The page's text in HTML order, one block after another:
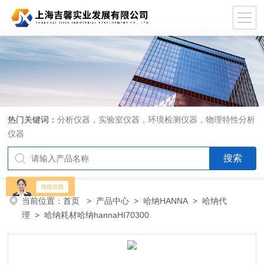
热门关键词：分析仪器，实验室仪器，环境检测仪器，物理特性分析
仪器
当前位置：首页 > 产品中心 >哈纳HANNA >哈纳代
理 > 哈纳耗材哈纳hannaHI70300